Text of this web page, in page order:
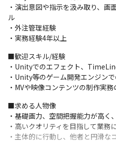
ら制作を進めていきます
・日々状況が変化していきますの
Slackなどでチーム内で情報を共有
・定時前に、担当している案件に
捗を報告する 夕会をおこなってい
＜関連記事＞
・「リアルタイム3Dドラマ」制
バーチャルライブアプリの開発も
出す革新的なコンテンツにせまる
https://cgworld.jp/interview/
・ナユタン星人＆「初音ミク」ラ
イブの“侵略計画”
https://kai-you.net/article/
・演出意図や指示を汲み取り、画
ル
・外注管理経験
・実務経験4年以上
■歓迎スキル/経験
・Unityでのエフェクト、
・Unity等のゲーム開発エンジン
・MVや映像コンテンツの制作実
■求める人物像
・基礎画力、空間把握能力が高
・高いクオリティを目指して業務
・主体的に行動し、他者と円滑